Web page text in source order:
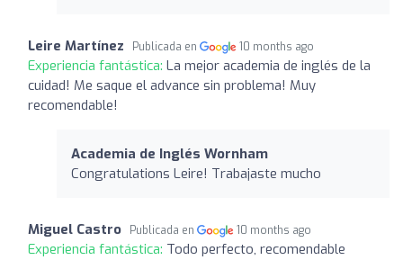
Leire Martínez Publicada en 10 months ago
Experiencia fantástica: La mejor academia de inglés de la
cuidad! Me saque el advance sin problema! Muy
recomendable!
Academia de Inglés Wornham
Congratulations Leire! Trabajaste mucho
Miguel Castro Publicada en 10 months ago
Experiencia fantástica: Todo perfecto, recomendable